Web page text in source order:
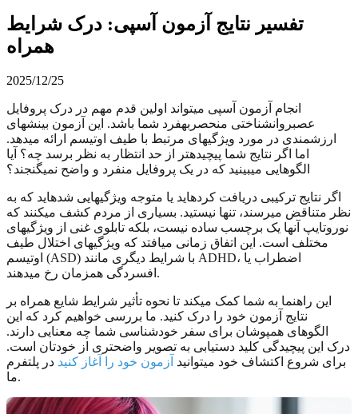
تفسیر نتایج آزمون آسپی: درک شرایط
همراه
2025/12/25
انجام آزمون آسپی میتواند اولین قدم مهم در درک پروفایل
عصبروانشناختی منحصربهفرد شما باشد. این آزمون بینشهای
ارزشمندی در مورد ویژگیهای مرتبط با طیف اوتیسم ارائه میدهد.
اما اگر نتایج شما پیچیدهتر از حد انتظار به نظر برسد چه؟ آیا
الگوهایی میبینید که در یک پروفایل منفرد و واضح نمیگنجند؟
اگر نتایج ترکیبی دریافت کردهاید یا متوجه ویژگیهایی شدهاید که به
نظر متناقض میرسند، تنها نیستید. بسیاری از مردم کشف میکنند که
نوروتایپ آنها یک برچسب ساده نیست، بلکه تابلوی غنی از ویژگیهای
مختلف است. این اتفاق زمانی میافتد که ویژگیهای اختلال طیف
اوتیسم (ASD) با شرایط دیگری مانند ADHD، اضطراب یا
افسردگی همزمان رخ میدهند.
این راهنما به شما کمک میکند تا نحوه تأثیر شرایط شایع همراه بر
نتایج آزمون خود را درک کنید. ما بررسی خواهیم کرد که این
الگوهای همپوشان برای سفر خودشناسی شما چه معنایی دارند.
درک این پیچیدگی کلید دستیابی به تصویر واضحتری از خودتان است.
برای شروع اکتشاف خود میتوانید آزمون خود را آغاز کنید در پلتفرم
ما.